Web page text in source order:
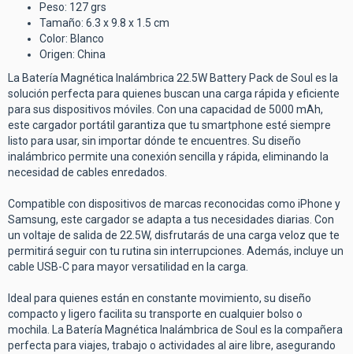
Peso: 127 grs
Tamaño: 6.3 x 9.8 x 1.5 cm
Color: Blanco
Origen: China
La Batería Magnética Inalámbrica 22.5W Battery Pack de Soul es la
solución perfecta para quienes buscan una carga rápida y eficiente
para sus dispositivos móviles. Con una capacidad de 5000 mAh,
este cargador portátil garantiza que tu smartphone esté siempre
listo para usar, sin importar dónde te encuentres. Su diseño
inalámbrico permite una conexión sencilla y rápida, eliminando la
necesidad de cables enredados.
Compatible con dispositivos de marcas reconocidas como iPhone y
Samsung, este cargador se adapta a tus necesidades diarias. Con
un voltaje de salida de 22.5W, disfrutarás de una carga veloz que te
permitirá seguir con tu rutina sin interrupciones. Además, incluye un
cable USB-C para mayor versatilidad en la carga.
Ideal para quienes están en constante movimiento, su diseño
compacto y ligero facilita su transporte en cualquier bolso o
mochila. La Batería Magnética Inalámbrica de Soul es la compañera
perfecta para viajes, trabajo o actividades al aire libre, asegurando